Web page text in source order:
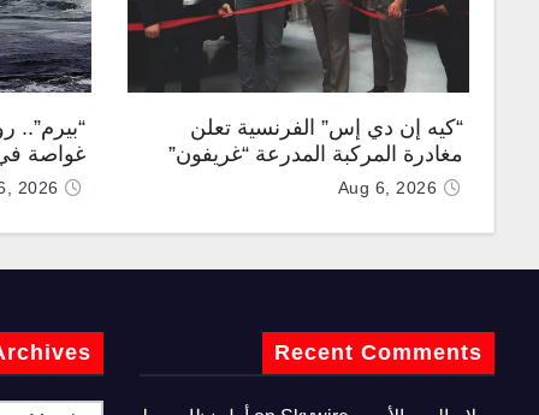
“كيه إن دي إس” الفرنسية تعلن
مغادرة المركبة المدرعة “غريفون”
رقم 1000 لخط الإنتاجAug 6, 2026
“بيرم”..
غواصة
كروز2026
Recent Comments